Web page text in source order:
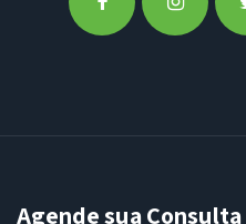
Agende sua Consulta